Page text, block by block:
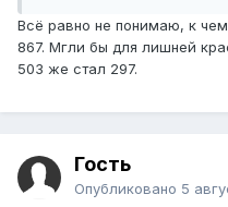
Всё равно не понимаю, к
867. Мгли бы для лишней
503 же стал 297.
Гость
Опубликовано 5